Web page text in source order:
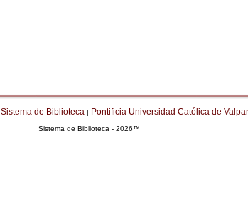
Sistema de Biblioteca | Pontificia Universidad Católica de
Sistema de Biblioteca - 2026™